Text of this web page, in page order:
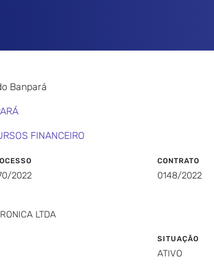
Banpará
FINANCEIRO
2022
CONTRATO
0148/2022
LTDA
SITUAÇÃO
ATIVO